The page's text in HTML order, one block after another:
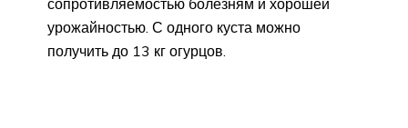
урожайностью. С одного куста можно
получить до 13 кг огурцов.